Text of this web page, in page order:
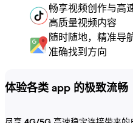
畅享视频创作与高
高质量视频内容
随时随地，精准导
准确找到方向
体验各类 app 的极致流畅